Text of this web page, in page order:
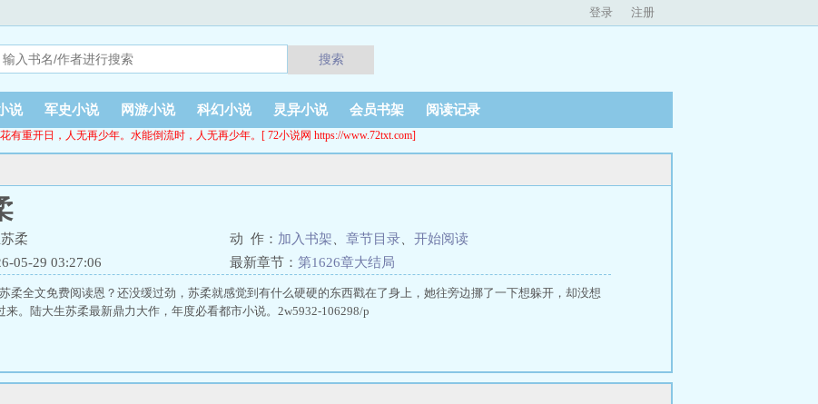
登录 注册
搜索
说 军史小说 网游小说 科幻小说 灵异小说 会员书架 阅读记录
花有重开日，人无再少年。水能倒流时，人无再少年。[ 72小说网 https://www.72txt.com]
柔 动 作： 加入书架 章节目录
开始阅读
05-29 03:27:06
最新章节： 第1626章大结局
柔全文免费阅读恩？还没缓过劲，苏柔就感觉到有什么硬硬的东西戳在了身上，她往旁边挪了一下想躲开，却没想
来。陆大生苏柔最新鼎力大作，年度必看都市小说。2w5932-106298/p